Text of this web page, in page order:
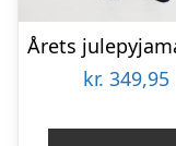
kr. 349,95